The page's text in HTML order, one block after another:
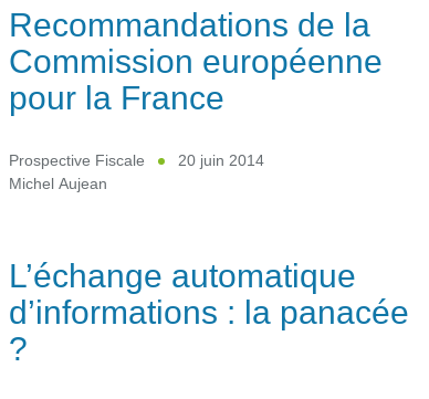
Recommandations de la
Commission européenne
pour la France
Prospective Fiscale
20 juin 2014
Michel Aujean
L’échange automatique
d’informations : la panacée
?